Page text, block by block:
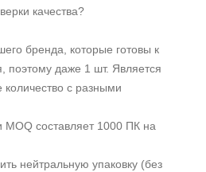
качества?
бренда, которые готовы к
поэтому даже 1 шт. Является
с разными
составляет 1000 ПК на
нейтральную упаковку (без